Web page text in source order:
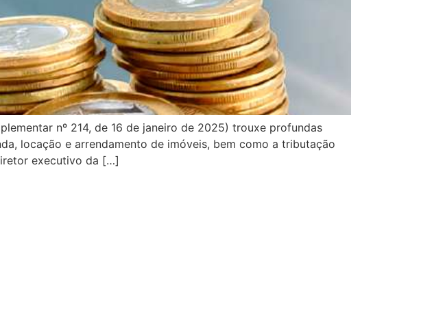
nº 214, de 16 de janeiro de 2025) trouxe profundas
locação e arrendamento de imóveis, bem como a tributação
executivo da […]